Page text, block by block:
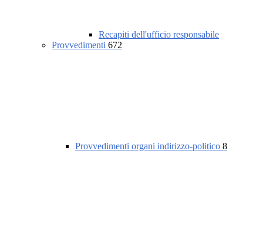
Recapiti dell'ufficio responsabile
Provvedimenti 672
Provvedimenti organi indirizzo-politico 8